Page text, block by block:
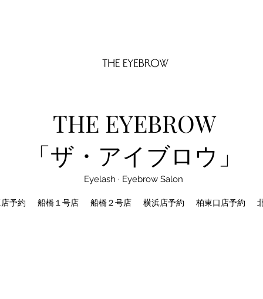
THE EYEBROW
「ザ・アイブロウ」
Eyelash · Eyebrow Salon
予約 船橋１号店 船橋２号店 横浜店予約 柏東口店予約